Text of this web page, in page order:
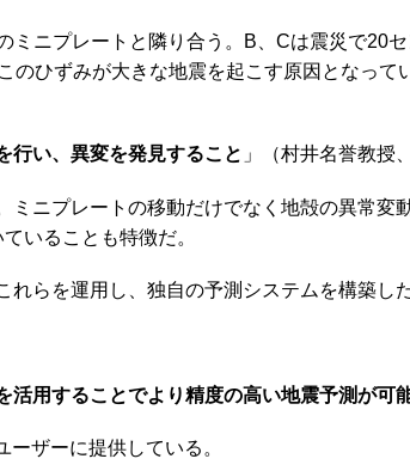
ニプレートと隣り合う。B、Cは震災で20
ひずみが大きな地震を起こす原因となっ
行い、異変を発見すること 」（村井名誉教授
ニプレートの移動だけでなく地殻の異常変
いることも特徴だ。
らを運用し、独自の予測システムを構築した
用することでより精度の高い地震予測が可
ザーに提供している。